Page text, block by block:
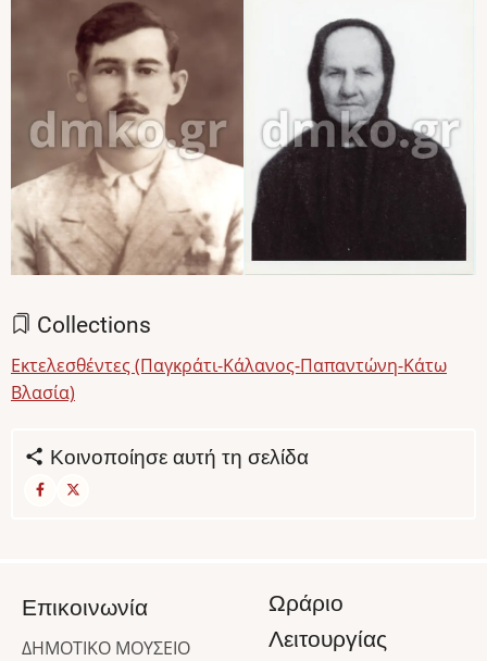
Collections
Εκτελεσθέντες (Παγκράτι-Κάλανος-Παπαντώνη-Κάτω
Βλασία)
Κοινοποίησε αυτή τη σελίδα
Επικοινωνία
ΔΗΜΟΤΙΚΟ ΜΟΥΣΕΙΟ
Ωράριο
Λειτουργίας